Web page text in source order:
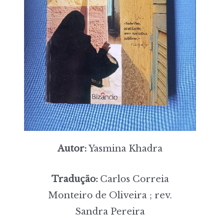
Autor:Yasmina Khadra
Tradução:Carlos Correia
Monteiro de Oliveira ; rev.
Sandra Pereira